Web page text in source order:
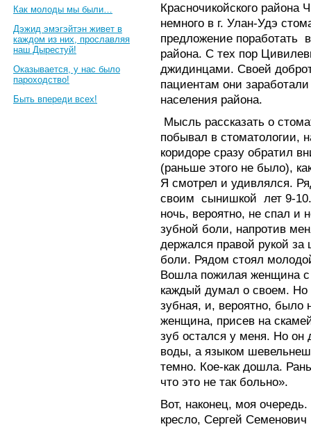
Как молоды мы были…
Дэжид эмэгэйтэн живет в
каждом из них, прославляя
наш Дырестуй!
Оказывается, у нас было
пароходство!
Быть впереди всех!
Красночикойского района
немного в г. Улан-Удэ
предложение поработать
района. С тех пор
джидинцами. Своей
пациентам они
населения района.
Мысль рассказать о
побывал в стоматологии,
коридоре сразу обратил
(раньше этого не было),
Я смотрел и удивлялся.
своим сынишкой лет 9-
ночь, вероятно, не спал и
зубной боли, напротив
держался правой рукой
боли. Рядом стоял
Вошла пожилая женщина
каждый думал о своем. Но
зубная, и, вероятно,
женщина, присев на
зуб остался у меня. Но он
воды, а языком
темно. Кое-как дошла.
что это не так больно».
Вот, наконец, моя
кресло, Сергей